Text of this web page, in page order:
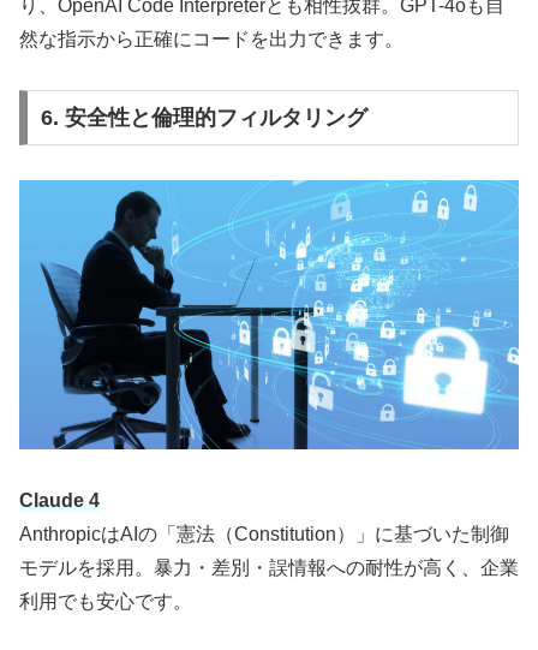
り、OpenAI Code Interpreterとも相性抜群。GPT-4oも自
然な指示から正確にコードを出力できます。
6. 安全性と倫理的フィルタリング
Claude 4
AnthropicはAIの「憲法（Constitution）」に基づいた制御
モデルを採用。暴力・差別・誤情報への耐性が高く、企業
利用でも安心です。